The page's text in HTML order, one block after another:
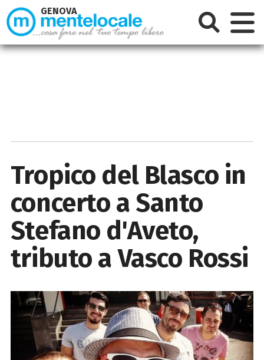
Tropico del Blasco in
concerto a Santo
Stefano d'Aveto,
tributo a Vasco Rossi
GENOVA